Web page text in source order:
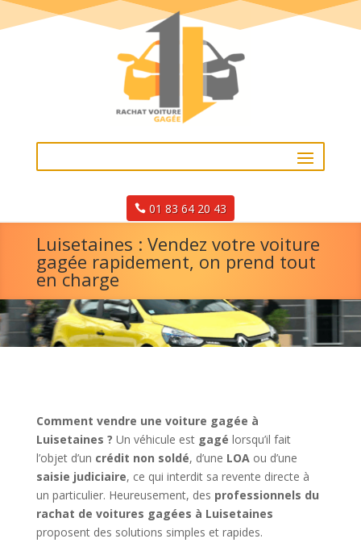
01 83 64 20 43
Luisetaines : Vendez votre voiture
gagée rapidement, on prend tout
en charge
Comment vendre une voiture gagée à
Luisetaines ? Un véhicule est gagé lorsqu’il fait
l’objet d’un crédit non soldé, d’une LOA ou d’une
saisie judiciaire, ce qui interdit sa revente directe à
un particulier. Heureusement, des professionnels du
rachat de voitures gagées à Luisetaines
proposent des solutions simples et rapides.